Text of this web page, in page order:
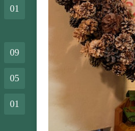
01
09
05
01